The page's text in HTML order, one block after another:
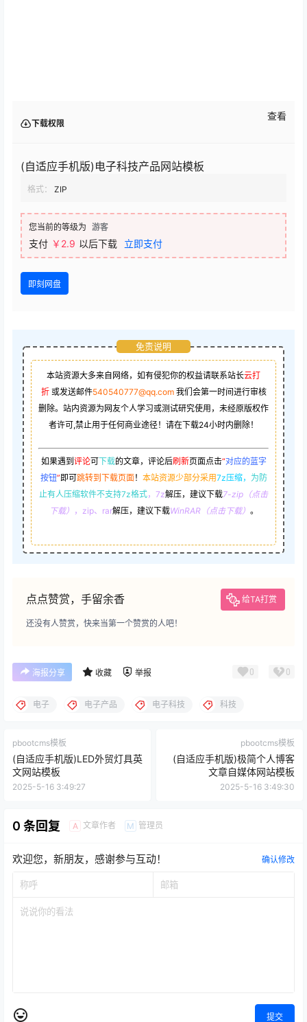
下载权限
查看
(自适应手机版)电子科技产品网站模板
格式： ZIP
您当前的等级为 游客
支付 ￥2.9 以后下载 立即支付
即刻网盘
免责说明
本站资源大多来自网络，如有侵犯你的权益请联系站长云打
折 或发送邮件540540777@qq.com 我们会第一时间进行审核
删除。站内资源为网友个人学习或测试研究使用，未经原版权作
者许可,禁止用于任何商业途径！请在下载24小时内删除！
如果遇到 评论可下载的文章，评论后刷新页面点击“对应的蓝字
按钮” 即可跳转到下载页面！ 本站资源少部分采用7z压缩， 为防
止有人压缩软件不支持7z格式，7z解压，建议下载7-zip（点击
下载） ，zip、rar解压，建议下载WinRAR（点击下载） 。
点点赞赏，手留余香 给TA打赏
还没有人赞赏，快来当第一个赞赏的人吧！
海报分享 收藏 举报 0 0
电子 电子产品 电子科技 科技
pbootcms模板
(自适应手机版)LED外贸灯具英
文网站模板
2025-5-16 3:49:27
pbootcms模板
(自适应手机版)极简个人博客
文章自媒体网站模板
2025-5-16 3:49:30
0 条回复 A 文章作者 M 管理员
欢迎您，新朋友，感谢参与互动！ 确认修改
提交